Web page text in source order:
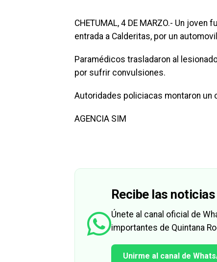
CHETUMAL, 4 DE MARZO.- Un
entrada a Calderitas, por un
Paramédicos trasladaron al
por sufrir convulsiones.
Autoridades policiacas montaron un
AGENCIA SIM
Recibe las
Únete al canal oficial de
importantes de Quintana
Unirme al canal de